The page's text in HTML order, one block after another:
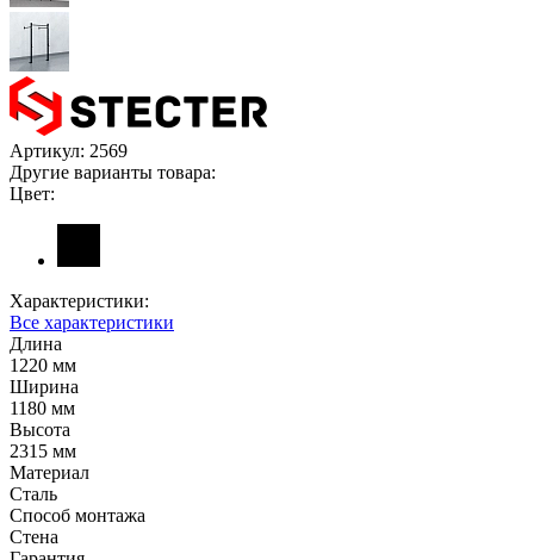
Артикул: 2569
Другие варианты товара:
Цвет:
Характеристики:
Все характеристики
Длина
1220 мм
Ширина
1180 мм
Высота
2315 мм
Материал
Сталь
Способ монтажа
Стена